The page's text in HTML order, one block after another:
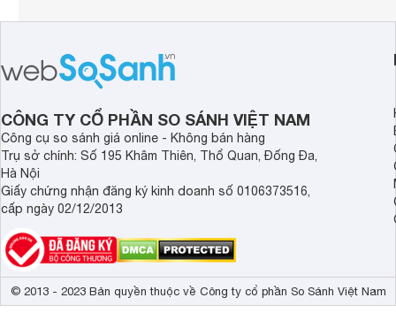
CÔNG TY CỔ PHẦN SO SÁNH VIỆT NAM
Công cụ so sánh giá online - Không bán hàng
Trụ sở chính: Số 195 Khâm Thiên, Thổ Quan, Đống Đa,
Hà Nội
Giấy chứng nhận đăng ký kinh doanh số 0106373516,
cấp ngày 02/12/2013
© 2013 - 2023 Bản quyền thuộc về Công ty cổ phần So Sánh Việt Nam